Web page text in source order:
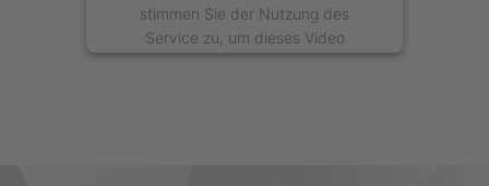
stimmen Sie der Nutzung des
Service zu, um dieses Video
anzusehen.